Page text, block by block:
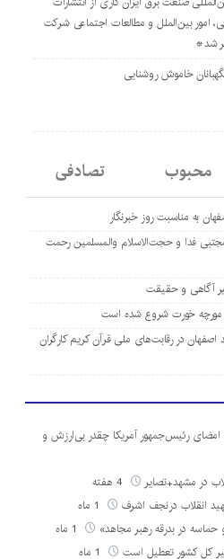
امور بین‌الملل و مطالعات اجتماعی شرکت
شد*
خاموش روشنایی
محبوب تصادفی
به مناسبت روز خبرنگار
فدا و حجت‌الاسلام والمسلمین رحمت
آگاهی و حقیقت
مورچه خورت شروع شده است
اصفهان در رقابت‌های ملی قرآن کریم کارگران
امضای رئیس‌جمهور آمریکا چقدر بی‌ارزش و
در مشهد+تصایر
انقلاب درنجف اشرف
در بدرقه رهبر مجاهد»